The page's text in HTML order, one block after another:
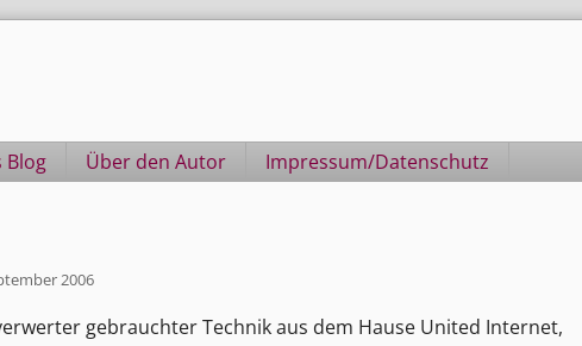
Blog Über den Autor Impressum/Datenschutz
2006
gebrauchter Technik aus dem Hause United Internet,